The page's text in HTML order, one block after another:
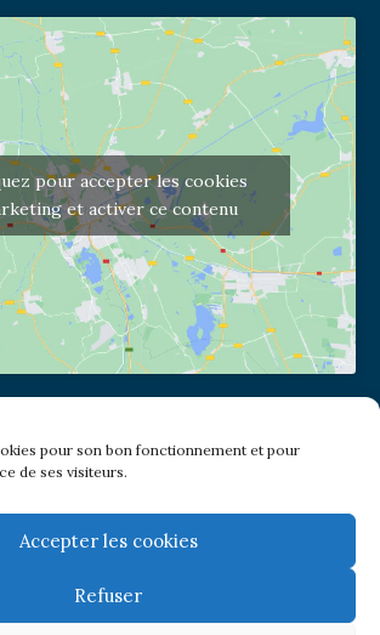
pour son bon fonctionnement et pour
de ses visiteurs.
Accepter les cookies
Refuser
pour accepter les cookies
et activer ce contenu
cette adresse)
- 75018
ou Simplon